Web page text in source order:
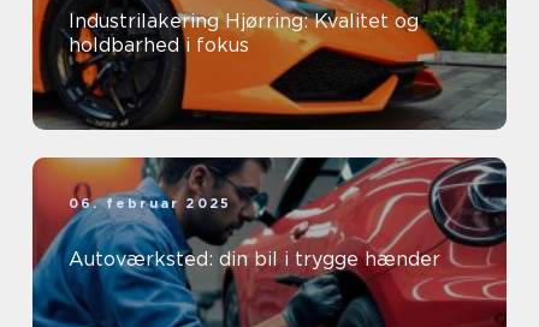
Industrilakering Hjørring: Kvalitet og
holdbarhed i fokus
06. februar 2025
Autoværksted: din bil i trygge hænder